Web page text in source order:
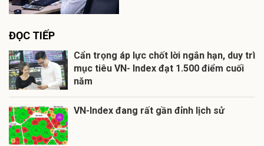
ĐỌC TIẾP
Cẩn trọng áp lực chốt lời ngắn hạn, duy trì
mục tiêu VN- Index đạt 1.500 điểm cuối
năm
VN-Index đang rất gần đỉnh lịch sử